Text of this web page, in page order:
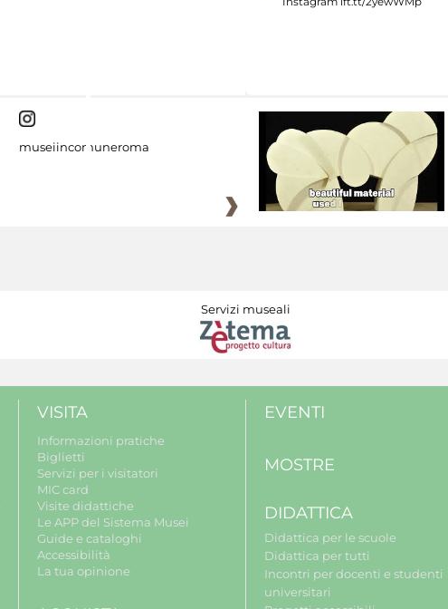
museiincomuneroma
Servizi museali
VISITA
Informazioni pratiche
Biglietti
Servizi per i visitatori
MIC card
Visite didattiche
Le APP del Sistema Musei
Guide e cataloghi
Accessibilità
La tua opinione
EVENTI
MOSTRE
DIDATTICA
Didattica per le scuole
Didattica per tutti
Incontri per docenti e studenti
universitari